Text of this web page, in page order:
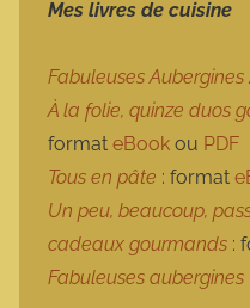
Mes livres de cuisine
Fabuleuses Aubergines
À la folie, quinze duos
format eBook ou PDF
Tous en pâte : format
Un peu, beaucoup,
cadeaux gourmands :
Fabuleuses aubergines